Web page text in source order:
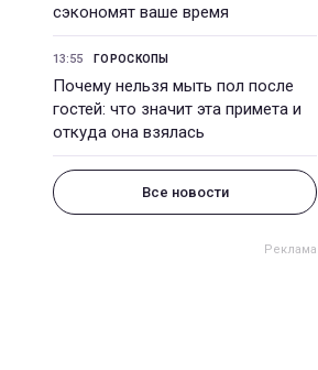
сэкономят ваше время
13:55 ГОРОСКОПЫ
Почему нельзя мыть пол после
гостей: что значит эта примета и
откуда она взялась
Все новости